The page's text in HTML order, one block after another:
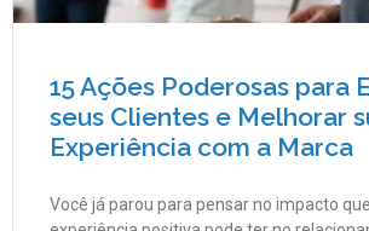
15 Ações Poderosas para
seus Clientes e Melhorar
Experiência com a Marca
Você já parou para pensar no impacto